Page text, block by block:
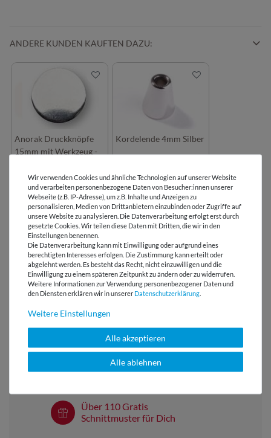
ANDERE KUNDEN KAUFTEN DAZU:
Anorak Druckknöpfe
15mm mit Werkzeug -
Kordelende 4mm Silber
BEWERTUNGEN
HERSTELLERINFORMATIONEN
Lieferung mit DHL
E-Mail Kundenservice
Antwort in 24h
Über 98% positive
Über 110 Gratis
Schnittmuster für Dich
Wir verwenden Cookies und ähnliche Technologien auf unserer Website
und verarbeiten personenbezogene Daten von Besucher:innen unserer
Webseite (z.B. IP-Adresse), um z.B. Inhalte und Anzeigen zu
personalisieren, Medien von Drittanbietern einzubinden oder Zugriffe auf
unsere Website zu analysieren. Die Datenverarbeitung erfolgt erst durch
gesetzte Cookies. Wir teilen diese Daten mit Dritten, die wir in den
Einstellungen benennen.
Die Datenverarbeitung kann mit Einwilligung oder aufgrund eines
berechtigten Interesses erfolgen. Die Zustimmung kann erteilt oder
abgelehnt werden. Es besteht das Recht, nicht einzuwilligen und die
Einwilligung zu einem späteren Zeitpunkt zu ändern oder zu widerrufen.
Weitere Informationen zur Verwendung personenbezogener Daten und
den Diensten erklären wir in unserer Daten­schutz­erklärung
Weitere Einstellungen
Alle akzeptieren
Alle ablehnen